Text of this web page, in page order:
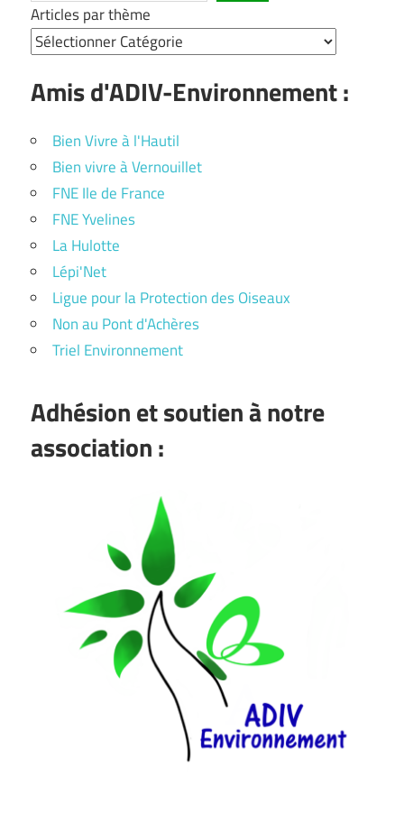
Articles par thème
Amis d'ADIV-Environnement :
Bien Vivre à l'Hautil
Bien vivre à Vernouillet
FNE Ile de France
FNE Yvelines
La Hulotte
Lépi'Net
Ligue pour la Protection des Oiseaux
Non au Pont d'Achères
Triel Environnement
Adhésion et soutien à notre
association :